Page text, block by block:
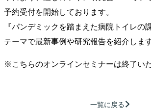
予約受付を開始しております。
『パンデミックを踏まえた病院トイレの
テーマで最新事例や研究報告を紹介します
※こちらのオンラインセミナーは終了い
一覧に戻る